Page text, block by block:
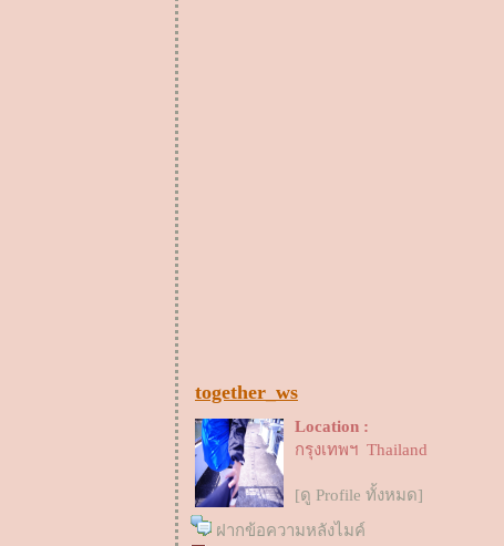
together_ws
Location :
กรุงเทพฯ Thailand
[ดู Profile ทั้งหมด]
ฝากข้อความหลังไมค์